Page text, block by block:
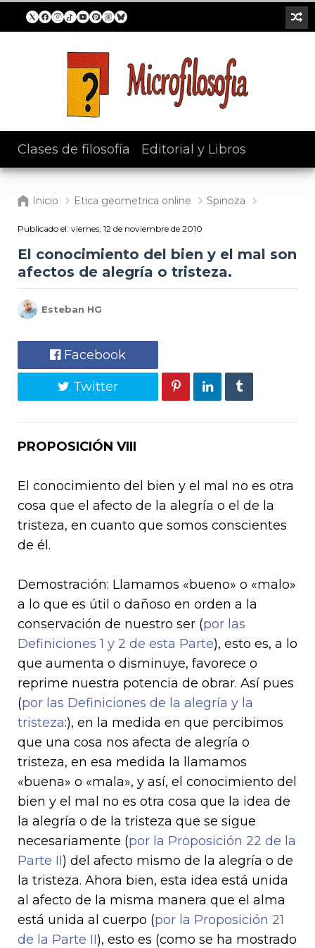
Clases de filosofía Editorial y Libros
Inicio Etica geometrica online Spinoza
Publicado el: viernes, 12 de noviembre de 2010
El conocimiento del bien y el mal son
afectos de alegría o tristeza.
Esteban HG
Facebook
Twitter
PROPOSICIÓN VIII
El conocimiento del bien y el mal no es otra
cosa que el afecto de la alegría o el de la
tristeza, en cuanto que somos conscientes
de él.
Demostración: Llamamos «bueno» o «malo»
a lo que es útil o dañoso en orden a la
conservación de nuestro ser (por las
Definiciones 1 y 2 de esta Parte), esto es, a lo
que aumenta o disminuye, favorece o
reprime nuestra potencia de obrar. Así pues
(por las Definiciones de la alegría y la
tristeza:), en la medida en que percibi­mos
que una cosa nos afecta de alegría o
tristeza, en esa medida la llamamos
«buena» o «mala», y así, el conocimiento del
bien y el mal no es otra cosa que la idea de
la alegría o de la tristeza que se sigue
necesariamente (por la Proposición 22 de la
Parte II) del afecto mismo de la alegría o de
la tristeza. Ahora bien, esta idea está unida
al afecto de la misma manera que el alma
está unida al cuerpo (por la Proposición 21
de la Parte II), esto es (como se ha mostrado